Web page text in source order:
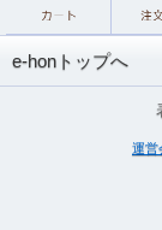
e-honトップへ
運営